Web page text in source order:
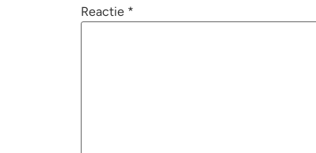
Reactie *